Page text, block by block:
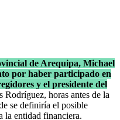
de Arequipa, Michael
por haber participado en
y el presidente del
Rodríguez, horas antes de la
se definiría el posible
la entidad financiera.